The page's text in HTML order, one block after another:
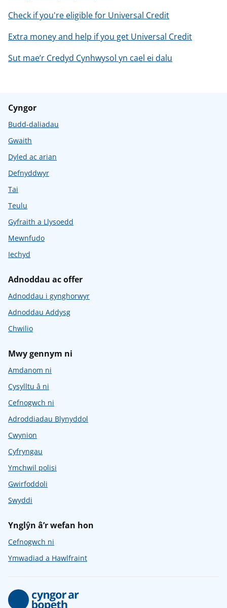
Check if you're eligible for Universal Credit
Extra money and help if you get Universal Credit
Sut mae’r Credyd Cynhwysol yn cael ei dalu
Cyngor
Budd-daliadau
Gwaith
Dyled ac arian
Defnyddwyr
Tai
Teulu
Gyfraith a Llysoedd
Mewnfudo
Iechyd
Adnoddau ac offer
Adnoddau i gynghorwyr
Adnoddau Addysg
Chwilio
Mwy gennym ni
Amdanom ni
Cysylltu â ni
Cefnogwch ni
Adroddiadau Blynyddol
Cwynion
Cyfryngau
Ymchwil polisi
Gwirfoddoli
Swyddi
Ynglŷn â’r wefan hon
Cefnogwch ni
Ymwadiad a Hawlfraint